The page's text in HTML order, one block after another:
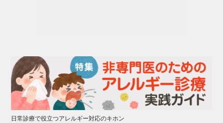
日常診療で役立つアレルギー対応のキホン